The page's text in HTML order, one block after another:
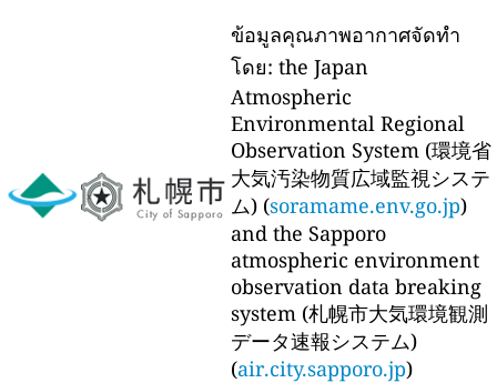
ข้อมูลคุณภาพอากาศจัดทำ
โดย: the Japan
Atmospheric
Environmental Regional
Observation System (環境省
大気汚染物質広域監視システ
ム) (soramame.env.go.jp)
and the Sapporo
atmospheric environment
observation data breaking
system (札幌市大気環境観測
データ速報システム)
(air.city.sapporo.jp)